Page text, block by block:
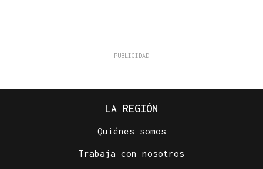
LA REGIÓN
Quiénes somos
Trabaja con nosotros